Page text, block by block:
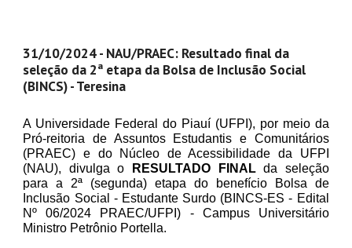
31/10/2024 - NAU/PRAEC: Resultado final da
seleção da 2ª etapa da Bolsa de Inclusão Social
(BINCS) - Teresina
A Universidade Federal do Piauí (UFPI), por meio da
Pró-reitoria de Assuntos Estudantis e Comunitários
(PRAEC) e do Núcleo de Acessibilidade da UFPI
(NAU), divulga o
RESULTADO FINALda seleção
para a 2ª (segunda) etapa do benefício Bolsa de
Inclusão Social - Estudante Surdo (BINCS-ES - Edital
Nº 06/2024 PRAEC/UFPI) - Campus Universitário
Ministro Petrônio Portella.